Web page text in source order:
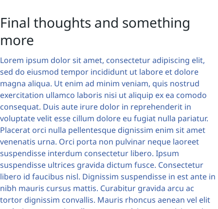
Final thoughts and something
more
Lorem ipsum dolor sit amet, consectetur adipiscing elit,
sed do eiusmod tempor incididunt ut labore et dolore
magna aliqua. Ut enim ad minim veniam, quis nostrud
exercitation ullamco laboris nisi ut aliquip ex ea comodo
consequat. Duis aute irure dolor in reprehenderit in
voluptate velit esse cillum dolore eu fugiat nulla pariatur.
Placerat orci nulla pellentesque dignissim enim sit amet
venenatis urna. Orci porta non pulvinar neque laoreet
suspendisse interdum consectetur libero. Ipsum
suspendisse ultrices gravida dictum fusce. Consectetur
libero id faucibus nisl. Dignissim suspendisse in est ante in
nibh mauris cursus mattis. Curabitur gravida arcu ac
tortor dignissim convallis. Mauris rhoncus aenean vel elit